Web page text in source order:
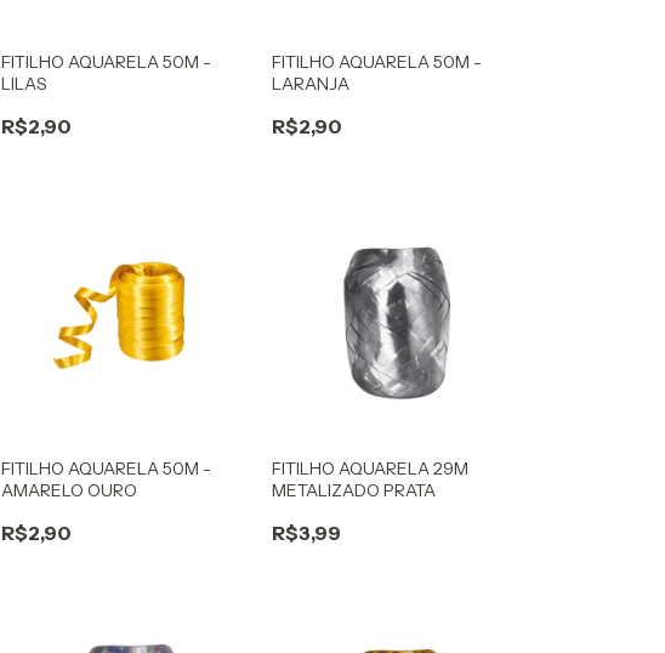
FITILHO AQUARELA 50M -
LILAS
R$2,90
FITILHO AQUARELA 50M -
LARANJA
R$2,90
FITILHO AQUARELA 50M -
AMARELO OURO
R$2,90
FITILHO AQUARELA 29M
METALIZADO PRATA
R$3,99